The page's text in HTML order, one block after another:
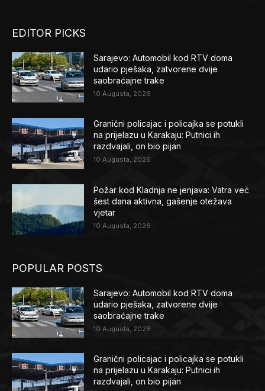
EDITOR PICKS
Sarajevo: Automobil kod RTV doma
udario pješaka, zatvorene dvije
saobraćajne trake
10 Augusta, 2026
Granični policajac i policajka se potukli
na prijelazu u Karakaju: Putnici ih
razdvajali, on bio pijan
10 Augusta, 2026
Požar kod Kladnja ne jenjava: Vatra već
šest dana aktivna, gašenje otežava
vjetar
10 Augusta, 2026
POPULAR POSTS
Sarajevo: Automobil kod RTV doma
udario pješaka, zatvorene dvije
saobraćajne trake
10 Augusta, 2026
Granični policajac i policajka se potukli
na prijelazu u Karakaju: Putnici ih
razdvajali, on bio pijan